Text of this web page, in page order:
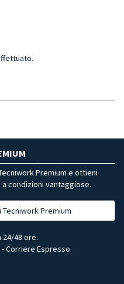
Premium e ottieni
condizioni vantaggiose.
Tecniwork Premium
24/48 ore.
Corriere Espresso